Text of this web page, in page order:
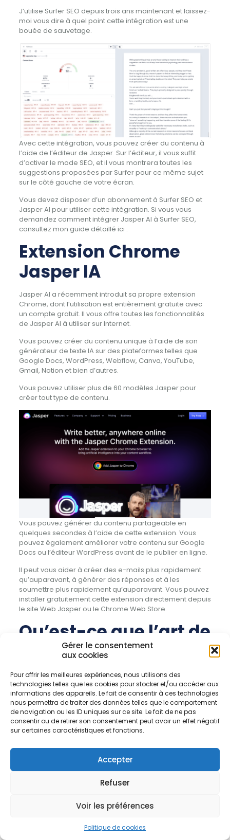
Gérer le consentement
aux cookies
Pour offrir les meilleures expériences, nous utilisons des
technologies telles que les cookies pour stocker et/ou accéder aux
informations des appareils. Le fait de consentir à ces technologies
nous permettra de traiter des données telles que le comportement
de navigation ou les ID uniques sur ce site. Le fait de ne pas
consentir ou de retirer son consentement peut avoir un effet négatif
sur certaines caractéristiques et fonctions.
Accepter
Refuser
Voir les préférences
Politique de cookies
J’utilise Surfer SEO depuis trois ans maintenant et laissez-
moi vous dire à quel point cette intégration est une
bouée de sauvetage.
Avec cette intégration, vous pouvez créer du contenu à
l’aide de l’éditeur de Jasper. Sur l’éditeur, il vous suffit
d’activer le mode SEO, et il vous montrera toutes les
suggestions proposées par Surfer pour ce même sujet
sur le côté gauche de votre écran.
Vous devez disposer d’un abonnement à Surfer SEO et
Jasper AI pour utiliser cette intégration. Si vous vous
demandez comment intégrer Jasper AI à Surfer SEO,
consultez mon guide détaillé ici .
Extension Chrome
Jasper IA
Jasper AI a récemment introduit sa propre extension
Chrome, dont l’utilisation est entièrement gratuite avec
un compte gratuit. Il vous offre toutes les fonctionnalités
de Jasper AI à utiliser sur Internet.
Vous pouvez créer du contenu unique à l’aide de son
générateur de texte IA sur des plateformes telles que
Google Docs, WordPress, Webflow, Canva, YouTube,
Gmail, Notion et bien d’autres.
Vous pouvez utiliser plus de 60 modèles Jasper pour
créer tout type de contenu.
Vous pouvez générer du contenu partageable en
quelques secondes à l’aide de cette extension. Vous
pouvez également améliorer votre contenu sur Google
Docs ou l’éditeur WordPress avant de le publier en ligne.
Il peut vous aider à créer des e-mails plus rapidement
qu’auparavant, à générer des réponses et à les
soumettre plus rapidement qu’auparavant. Vous pouvez
installer gratuitement cette extension directement depuis
le site Web Jasper ou le Chrome Web Store.
Qu’est-ce que l’art de
Jaspe ?
Jasper AI a lancé un outil révolutionnaire en août 2022
appelé Jasper Art, qui est un générateur d’images
IA. Avec Jasper Art, vous pouvez créer des œuvres d’art
étonnantes en quelques secondes. Vous pouvez créer
des images à partir de vos textes.
Désormais, Jasper peut écrire du contenu unique à l’aide
sur vos suggestions.